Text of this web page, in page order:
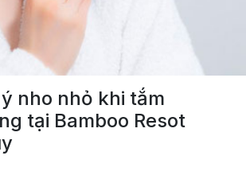
nho nhỏ khi tắm
tại Bamboo Resot